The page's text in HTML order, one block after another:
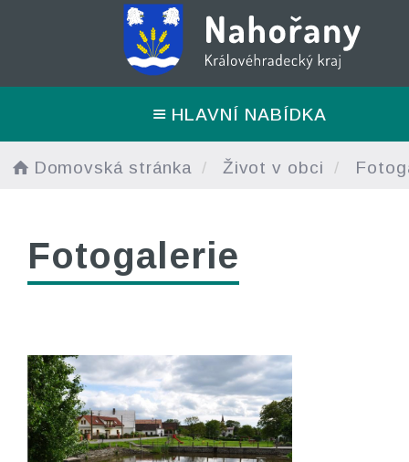
HLAVNÍ NABÍDKA
Domovská stránka Život v obci
Fotogalerie